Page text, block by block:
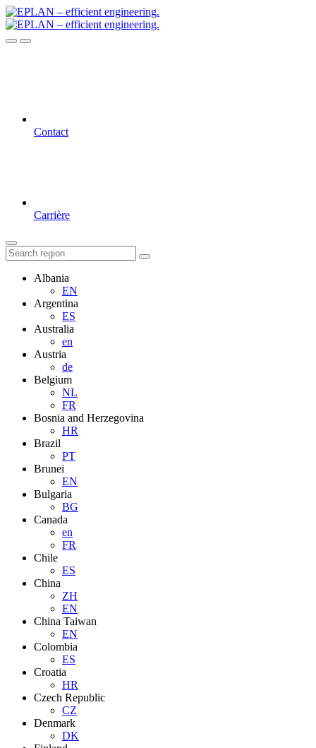
Contact
Carrière
Albania
EN
Argentina
ES
Australia
en
Austria
de
Belgium
NL
FR
Bosnia and Herzegovina
HR
Brazil
PT
Brunei
EN
Bulgaria
BG
Canada
en
FR
Chile
ES
China
ZH
EN
China Taiwan
EN
Colombia
ES
Croatia
HR
Czech Republic
CZ
Denmark
DK